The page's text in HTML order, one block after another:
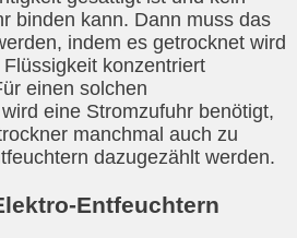
binden kann. Dann muss das
indem es getrocknet wird
konzentriert
einen solchen
eine Stromzufuhr benötigt,
manchmal auch zu
dazugezählt werden.
Entfeuchtern